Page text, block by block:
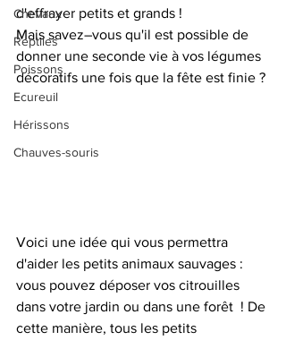
Chevaux
Reptiles
Poissons
Ecureuil
Hérissons
Chauves-souris
d'effrayer petits et grands !
Mais savez–vous qu'il est possible de
donner une seconde vie à vos légumes
décoratifs une fois que la fête est finie ?
Voici une idée qui vous permettra
d'aider les petits animaux sauvages :
vous pouvez déposer vos citrouilles
dans votre jardin ou dans une forêt  ! De
cette manière, tous les petits